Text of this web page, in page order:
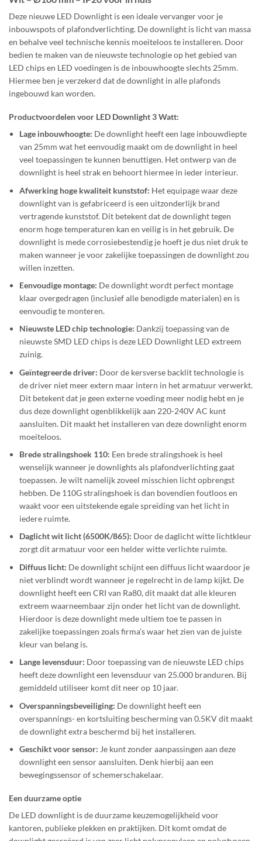
Deze nieuwe LED Downlight is een ideale vervanger voor je
inbouwspots of plafondverlichting. De downlight is licht van massa
en behalve veel technische kennis moeiteloos te installeren. Door
bedien te maken van de nieuwste technologie op het gebied van
LED chips en LED voedingen is de inbouwhoogte slechts 25mm.
Hiermee ben je verzekerd dat de downlight in alle plafonds
ingebouwd kan worden.
Productvoordelen voor LED Downlight 3 Watt:
Lage inbouwhoogte: De downlight heeft een lage inbouwdiepte
van 25mm wat het eenvoudig maakt om de downlight in heel
veel toepassingen te kunnen benuttigen. Het ontwerp van de
downlight is heel strak en behoort hiermee in ieder interieur.
Afwerking hoge kwaliteit kunststof: Het equipage waar deze
downlight van is gefabriceerd is een uitzonderlijk brand
vertragende kunststof. Dit betekent dat de downlight tegen
enorm hoge temperaturen kan en veilig is in het gebruik. De
downlight is mede corrosiebestendig je hoeft je dus niet druk te
maken wanneer je voor zakelijke toepassingen de downlight zou
willen inzetten.
Eenvoudige montage: De downlight wordt perfect montage
klaar overgedragen (inclusief alle benodigde materialen) en is
eenvoudig te monteren.
Nieuwste LED chip technologie: Dankzij toepassing van de
nieuwste SMD LED chips is deze LED Downlight LED extreem
zuinig.
Geïntegreerde driver: Door de kersverse backlit technologie is
de driver niet meer extern maar intern in het armatuur verwerkt.
Dit betekent dat je geen externe voeding meer nodig hebt en je
dus deze downlight ogenblikkelijk aan 220-240V AC kunt
aansluiten. Dit maakt het installeren van deze downlight enorm
moeiteloos.
Brede stralingshoek 110: Een brede stralingshoek is heel
wenselijk wanneer je downlights als plafondverlichting gaat
toepassen. Je wilt namelijk zoveel misschien licht opbrengst
hebben. De 110G stralingshoek is dan bovendien foutloos en
waakt voor een uitstekende egale spreiding van het licht in
iedere ruimte.
Daglicht wit licht (6500K/865): Door de daglicht witte lichtkleur
zorgt dit armatuur voor een helder witte verlichte ruimte.
Diffuus licht: De downlight schijnt een diffuus licht waardoor je
niet verblindt wordt wanneer je regelrecht in de lamp kijkt. De
downlight heeft een CRI van Ra80, dit maakt dat alle kleuren
extreem waarneembaar zijn onder het licht van de downlight.
Hierdoor is deze downlight mede ultiem toe te passen in
zakelijke toepassingen zoals firma’s waar het zien van de juiste
kleur van belang is.
Lange levensduur: Door toepassing van de nieuwste LED chips
heeft deze downlight een levensduur van 25.000 branduren. Bij
gemiddeld utiliseer komt dit neer op 10 jaar.
Overspanningsbeveiliging: De downlight heeft een
overspannings- en kortsluiting bescherming van 0.5KV dit maakt
de downlight extra beschermd bij het installeren.
Geschikt voor sensor: Je kunt zonder aanpassingen aan deze
downlight een sensor aansluiten. Denk hierbij aan een
bewegingssensor of schemerschakelaar.
Een duurzame optie
De LED downlight is de duurzame keuzemogelijkheid voor
kantoren, publieke plekken en praktijken. Dit komt omdat de